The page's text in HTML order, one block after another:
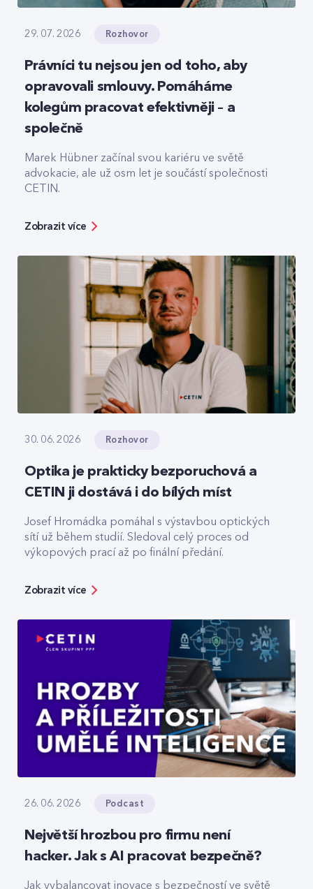
29. 07. 2026 Rozhovor
Právníci tu nejsou jen od toho, aby
opravovali smlouvy. Pomáháme
kolegům pracovat efektivněji – a
společně
Marek Hübner začínal svou kariéru ve světě
advokacie, ale už osm let je součástí společnosti
CETIN.
Zobrazit více
30. 06. 2026 Rozhovor
Optika je prakticky bezporuchová a
CETIN ji dostává i do bílých míst
Josef Hromádka pomáhal s výstavbou optických
sítí už během studií. Sledoval celý proces od
výkopových prací až po finální předání.
Zobrazit více
26. 06. 2026 Podcast
Největší hrozbou pro firmu není
hacker. Jak s AI pracovat bezpečně?
Jak vybalancovat inovace s bezpečností ve světě